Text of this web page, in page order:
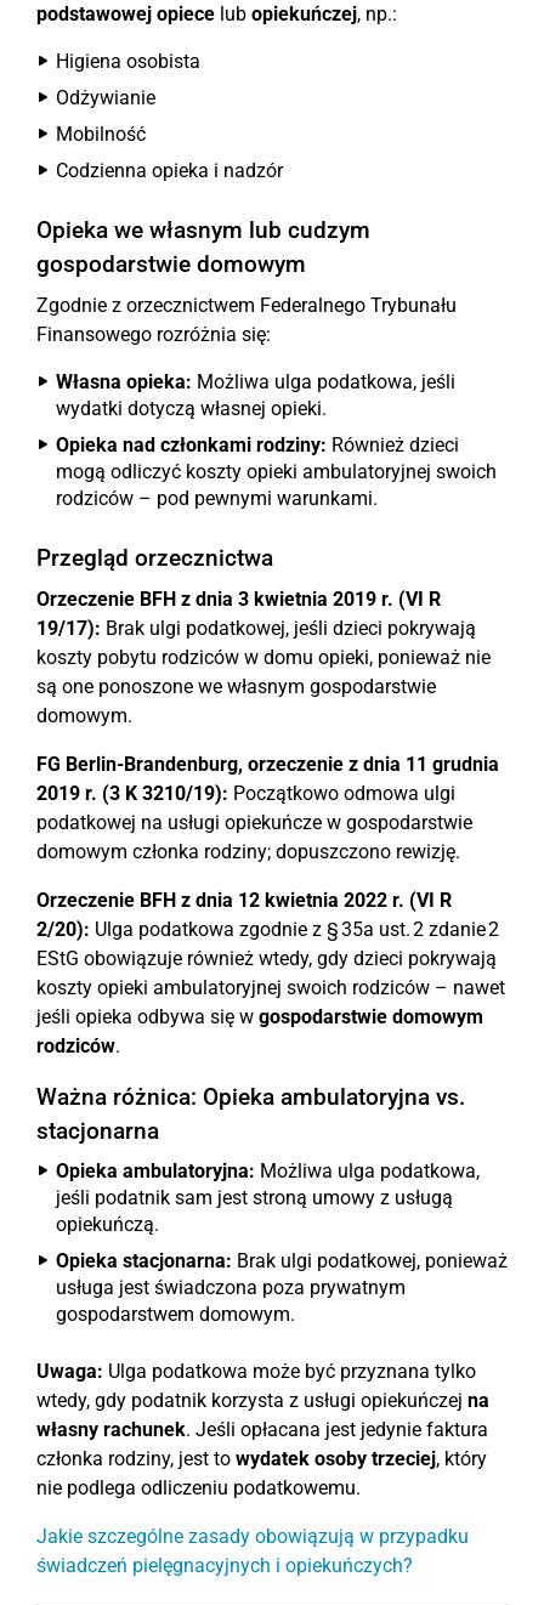
podstawowej opiece lub opiekuńczej, np.:
Higiena osobista
Odżywianie
Mobilność
Codzienna opieka i nadzór
Opieka we własnym lub cudzym
gospodarstwie domowym
Zgodnie z orzecznictwem Federalnego Trybunału
Finansowego rozróżnia się:
Własna opieka: Możliwa ulga podatkowa, jeśli
wydatki dotyczą własnej opieki.
Opieka nad członkami rodziny: Również dzieci
mogą odliczyć koszty opieki ambulatoryjnej swoich
rodziców – pod pewnymi warunkami.
Przegląd orzecznictwa
Orzeczenie BFH z dnia 3 kwietnia 2019 r. (VI R
19/17): Brak ulgi podatkowej, jeśli dzieci pokrywają
koszty pobytu rodziców w domu opieki, ponieważ nie
są one ponoszone we własnym gospodarstwie
domowym.
FG Berlin-Brandenburg, orzeczenie z dnia 11 grudnia
2019 r. (3 K 3210/19): Początkowo odmowa ulgi
podatkowej na usługi opiekuńcze w gospodarstwie
domowym członka rodziny; dopuszczono rewizję.
Orzeczenie BFH z dnia 12 kwietnia 2022 r. (VI R
2/20): Ulga podatkowa zgodnie z § 35a ust. 2 zdanie 2
EStG obowiązuje również wtedy, gdy dzieci pokrywają
koszty opieki ambulatoryjnej swoich rodziców – nawet
jeśli opieka odbywa się w gospodarstwie domowym
rodziców.
Ważna różnica: Opieka ambulatoryjna vs.
stacjonarna
Opieka ambulatoryjna: Możliwa ulga podatkowa,
jeśli podatnik sam jest stroną umowy z usługą
opiekuńczą.
Opieka stacjonarna: Brak ulgi podatkowej, ponieważ
usługa jest świadczona poza prywatnym
gospodarstwem domowym.
Uwaga: Ulga podatkowa może być przyznana tylko
wtedy, gdy podatnik korzysta z usługi opiekuńczej na
własny rachunek. Jeśli opłacana jest jedynie faktura
członka rodziny, jest to wydatek osoby trzeciej, który
nie podlega odliczeniu podatkowemu.
Jakie szczególne zasady obowiązują w przypadku
świadczeń pielęgnacyjnych i opiekuńczych?